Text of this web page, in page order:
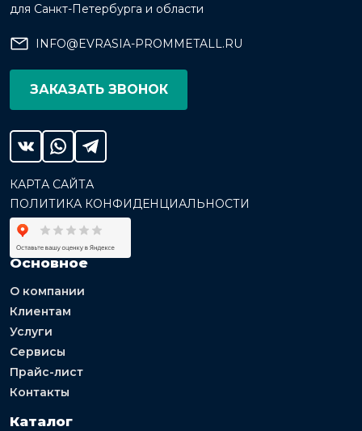
для Санкт-Петербурга и области
INFO@EVRASIA-PROMMETALL.RU
ЗАКАЗАТЬ ЗВОНОК
КАРТА САЙТА
ПОЛИТИКА КОНФИДЕНЦИАЛЬНОСТИ
Основное
О компании
Клиентам
Услуги
Сервисы
Прайс-лист
Контакты
Каталог